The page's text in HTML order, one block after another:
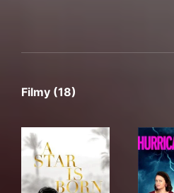
Filmy (18)